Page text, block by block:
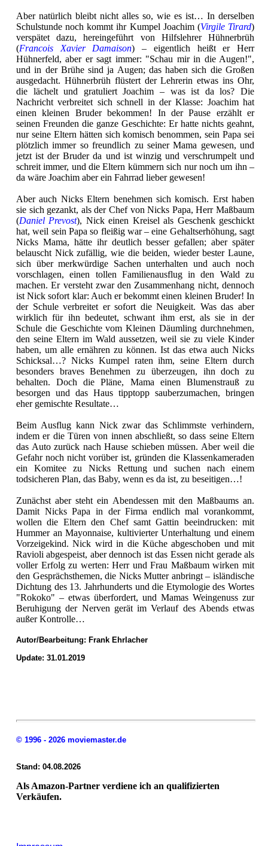
Aber natürlich bleibt nicht alles so, wie es ist… In derselben
Schulstunde noch kommt ihr Kumpel Joachim (Virgile Tirard)
verspätet dazu, hereingeführt von Hilfslehrer Hühnerbrüh
(Francois Xavier Damaison) – eigentlich heißt er Herr
Hühnerfeld, aber er sagt immer: "Schau mir in die Augen!",
und in der Brühe sind ja Augen; das haben sich die Großen
ausgedacht. Hühnerbrüh flüstert der Lehrerin etwas ins Ohr,
die lächelt und gratuliert Joachim – was ist da los? Die
Nachricht verbreitet sich schnell in der Klasse: Joachim hat
einen kleinen Bruder bekommen! In der Pause erzählt er
seinen Freunden die ganze Geschichte: Er hatte nichts geahnt,
nur seine Eltern hätten sich komisch benommen, sein Papa sei
plötzlich immer so freundlich zu seiner Mama gewesen, und
jetzt ist der Bruder da und ist winzig und verschrumpelt und
schreit immer, und die Eltern kümmern sich nur noch um ihn –
da wäre Joachim aber ein Fahrrad lieber gewesen!
Aber auch Nicks Eltern benehmen sich komisch. Erst haben
sie sich gezankt, als der Chef von Nicks Papa, Herr Maßbaum
(Daniel Prevost), Nick einen Kreisel als Geschenk geschickt
hat, weil sein Papa so fleißig war – eine Gehaltserhöhung, sagt
Nicks Mama, hätte ihr deutlich besser gefallen; aber später
belauscht Nick zufällig, wie die beiden, wieder bester Laune,
sich über merkwürdige Sachen unterhalten und auch noch
vorschlagen, einen tollen Familienausflug in den Wald zu
machen. Er versteht zwar den Zusammenhang nicht, dennoch
ist Nick sofort klar: Auch er bekommt einen kleinen Bruder! In
der Schule verbreitet er sofort die Neuigkeit. Was das aber
wirklich für ihn bedeutet, schwant ihm erst, als sie in der
Schule die Geschichte vom Kleinen Däumling durchnehmen,
den seine Eltern im Wald aussetzen, weil sie zu viele Kinder
haben, um alle ernähren zu können. Ist das etwa auch Nicks
Schicksal…? Nicks Kumpel raten ihm, seine Eltern durch
besonders braves Benehmen zu überzeugen, ihn doch zu
behalten. Doch die Pläne, Mama einen Blumenstrauß zu
besorgen und das Haus tipptopp sauberzumachen, bringen
eher gemischte Resultate…
Beim Ausflug kann Nick zwar das Schlimmste verhindern,
indem er die Türen von innen abschließt, so dass seine Eltern
das Auto zurück nach Hause schieben müssen. Aber weil die
Gefahr noch nicht vorüber ist, gründen die Klassenkameraden
ein Komitee zu Nicks Rettung und suchen nach einem
todsicheren Plan, das Baby, wenn es da ist, zu beseitigen…!
Zunächst aber steht ein Abendessen mit den Maßbaums an.
Damit Nicks Papa in der Firma endlich mal vorankommt,
wollen die Eltern den Chef samt Gattin beeindrucken: mit
Hummer an Mayonnaise, kultivierter Unterhaltung und einem
Vorzeigekind. Nick wird in die Küche abgeschoben und mit
Ravioli abgespeist, aber dennoch ist das Essen nicht gerade als
voller Erfolg zu werten: Herr und Frau Maßbaum wirken mit
den Gesprächsthemen, die Nicks Mutter anbringt – isländische
Dichtung des 13. Jahrhunderts und die Etymologie des Wortes
"Rokoko" – etwas überfordert, und Mamas Weingenuss zur
Beruhigung der Nerven gerät im Verlauf des Abends etwas
außer Kontrolle…
Autor/Bearbeitung: Frank Ehrlacher
Update: 31.01.2019
© 1996 - 2026 moviemaster.de
Stand: 04.08.2026
Als Amazon-Partner verdiene ich an qualifizierten
Verkäufen.